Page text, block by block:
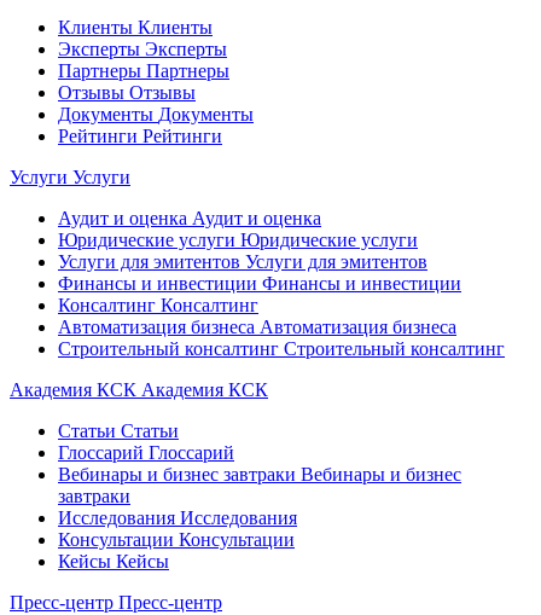
Клиенты Клиенты
Эксперты Эксперты
Партнеры Партнеры
Отзывы Отзывы
Документы Документы
Рейтинги Рейтинги
Услуги Услуги
Аудит и оценка Аудит и оценка
Юридические услуги Юридические услуги
Услуги для эмитентов Услуги для эмитентов
Финансы и инвестиции Финансы и инвестиции
Консалтинг Консалтинг
Автоматизация бизнеса Автоматизация бизнеса
Строительный консалтинг Строительный консалтинг
Академия КСК Академия КСК
Статьи Статьи
Глоссарий Глоссарий
Вебинары и бизнес завтраки Вебинары и бизнес
завтраки
Исследования Исследования
Консультации Консультации
Кейсы Кейсы
Пресс-центр Пресс-центр